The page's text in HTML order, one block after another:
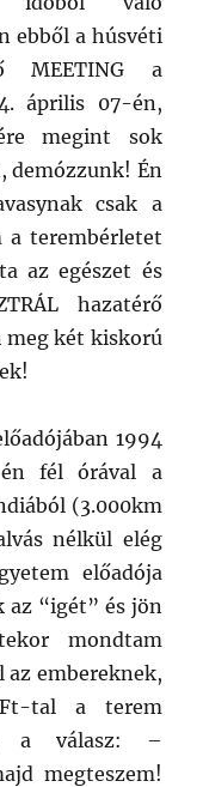
ebből a húsvéti
MEETING a
április 07-én,
megint sok
demózzunk! Én
csak a
a terembérletet
az egészet és
hazatérő
meg két kiskorú
1994
fél órával a
(3.000km
nélkül elég
előadója
“igét” és jön
mondtam
embereknek,
tal a terem
a válasz: –
megteszem!